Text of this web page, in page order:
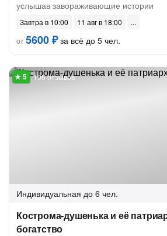
услышав завораживающие истории
Завтра в 10:00
11 авг в 18:00
от5600 ₽за всё до 5 чел.
196 отзывов
Индивидуальная до 6 чел.
Кострома-душенька и её
богатство